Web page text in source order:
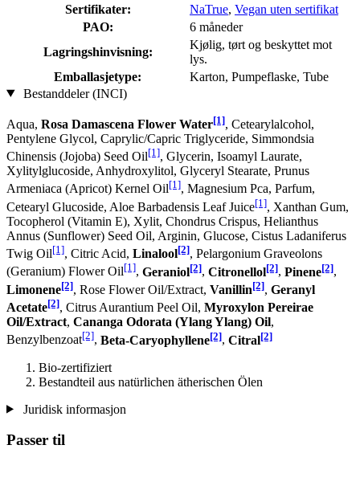
Sertifikater:
NaTrue, Vegan uten sertifikat
PAO:
6 måneder
Lagringshinvisning:
Kjølig, tørt og beskyttet mot
lys.
Emballasjetype:
Karton, Pumpeflaske, Tube
Bestanddeler (INCI)
Aqua, Rosa Damascena Flower Water[1], Cetearylalcohol,
Pentylene Glycol, Caprylic/Capric Triglyceride, Simmondsia
Chinensis (Jojoba) Seed Oil[1], Glycerin, Isoamyl Laurate,
Xylitylglucoside, Anhydroxylitol, Glyceryl Stearate, Prunus
Armeniaca (Apricot) Kernel Oil[1], Magnesium Pca, Parfum,
Cetearyl Glucoside, Aloe Barbadensis Leaf Juice[1], Xanthan Gum,
Tocopherol (Vitamin E), Xylit, Chondrus Crispus, Helianthus
Annus (Sunflower) Seed Oil, Arginin, Glucose, Cistus Ladaniferus
Twig Oil[1], Citric Acid, Linalool[2], Pelargonium Graveolons
(Geranium) Flower Oil[1], Geraniol[2], Citronellol[2], Pinene[2],
Limonene[2], Rose Flower Oil/Extract, Vanillin[2], Geranyl
Acetate[2], Citrus Aurantium Peel Oil, Myroxylon Pereirae
Oil/Extract, Cananga Odorata (Ylang Ylang) Oil,
Benzylbenzoat[2], Beta-Caryophyllene[2], Citral[2]
Bio-zertifiziert
Bestandteil aus natürlichen ätherischen Ölen
Juridisk informasjon
Passer til